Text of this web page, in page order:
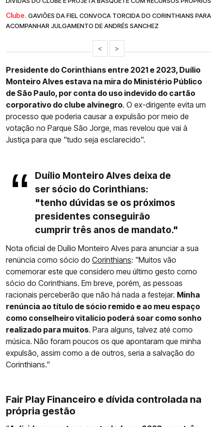
Clube. GAVIÕES DA FIEL CONVOCA TORCIDA DO CORINTHIANS PARA
ACOMPANHAR JULGAMENTO DE ANDRÉS SANCHEZ
< >
Presidente do Corinthians entre 2021 e 2023, Duílio
Monteiro Alves estava na mira do Ministério Público
de São Paulo, por conta do uso indevido do cartão
corporativo do clube alvinegro. O ex-dirigente evita um
processo que poderia causar a expulsão por meio de
votação no Parque São Jorge, mas revelou que vai à
Justiça para que "tudo seja esclarecido".
Duílio Monteiro Alves deixa de
ser sócio do Corinthians:
"tenho dúvidas se os próximos
presidentes conseguirão
cumprir três anos de mandato."
Nota oficial de Duílio Monteiro Alves para anunciar a sua
renúncia como sócio do Corinthians: "Muitos vão
comemorar este que considero meu último gesto como
sócio do Corinthians. Em breve, porém, as pessoas
racionais perceberão que não há nada a festejar. Minha
renúncia ao título de sócio remido e ao meu espaço
como conselheiro vitalício poderá soar como sonho
realizado para muitos. Para alguns, talvez até como
música. Não foram poucos os que apontaram que minha
expulsão, assim como a de outros, seria a salvação do
Corinthians."
Fair Play Financeiro e dívida controlada na
própria gestão